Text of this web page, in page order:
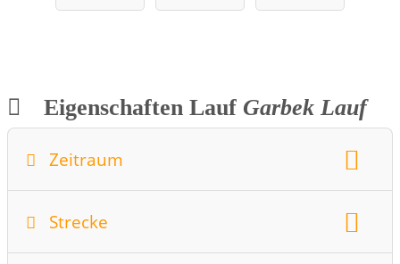
Eigenschaften Lauf Garbek Lauf
Zeitraum
Datum: 23.08.2015
Strecke